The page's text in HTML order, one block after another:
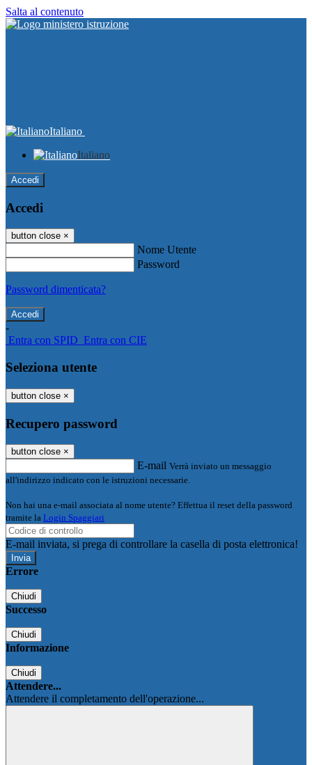
Salta al contenuto
Italiano
Italiano
Accedi
Accedi
button close ×
Nome Utente
Password
Password dimenticata?
-
Entra con SPID Entra con CIE
Seleziona utente
button close ×
Recupero password
button close ×
E-mail Verrà inviato un messaggio
all'indirizzo indicato con le istruzioni necessarie.
Non hai una e-mail associata al nome utente? Effettua il reset della password
tramite la Login Spaggiari
E-mail inviata, si prega di controllare la casella di posta elettronica!
Errore
Chiudi
Successo
Chiudi
Informazione
Chiudi
Attendere...
Attendere il completamento dell'operazione...